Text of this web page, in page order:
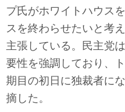
プ氏がホワイトハウス
スを終わらせたいと考
主張している。民主党
要性を強調しており、
期目の初日に独裁者に
摘した。